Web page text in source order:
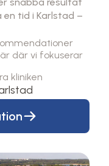
en tid i Karlstad –
där vi fokuserar
kliniken